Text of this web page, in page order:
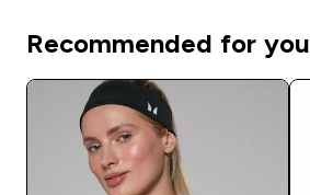
Recommended for you